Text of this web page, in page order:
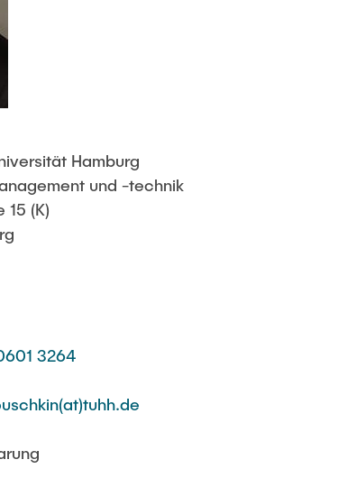
Hamburg
und -technik
15 (K)
3264